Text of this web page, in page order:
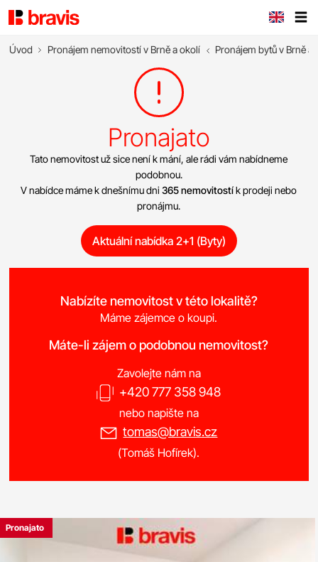
Úvod Pronájem nemovitostí v Brně a okolí Pronájem bytů v Brně a
Pronajato
Tato nemovitost už sice není k mání, ale rádi vám nabídneme
podobnou.
V nabídce máme k dnešnímu dni365 nemovitostík prodeji nebo
pronájmu.
Aktuální nabídka 2+1 (Byty)
Nabízíte nemovitost v této lokalitě?
Máme zájemce o koupi.
Máte-li zájem o podobnou nemovitost?
Zavolejte nám na
+420 777 358 948
nebo napište na
tomas@bravis.cz
(Tomáš Hofírek).
Pronajato